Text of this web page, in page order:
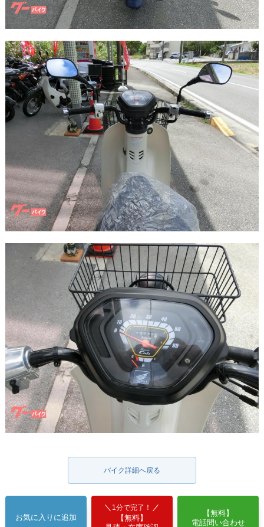
バイク詳細へ戻る
お気に入りに追加
1分で完了！
【無料】
【無料】
電話問い合わせ